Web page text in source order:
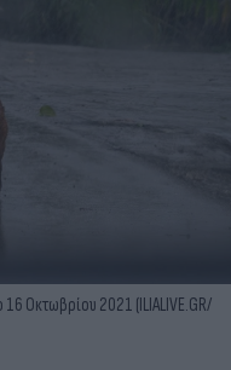
Οκτωβρίου 2021 (ILIALIVE.GR/